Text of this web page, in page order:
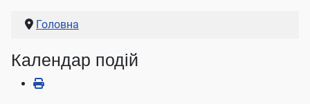
Головна
Календар подій